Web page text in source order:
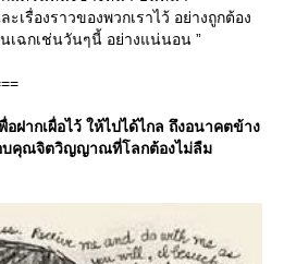
เรื่องราวของพวกเราไว้ อย่างถูกต้อง
เฉกเช่นวันๆนี้ อย่างแน่นอน ”
ฝากเผื่อไว้ ให้ไปได้ไกล ถึงอนาคตข้าง
บคุณจิตวิญญาณที่โลกต้องไม่ลืม